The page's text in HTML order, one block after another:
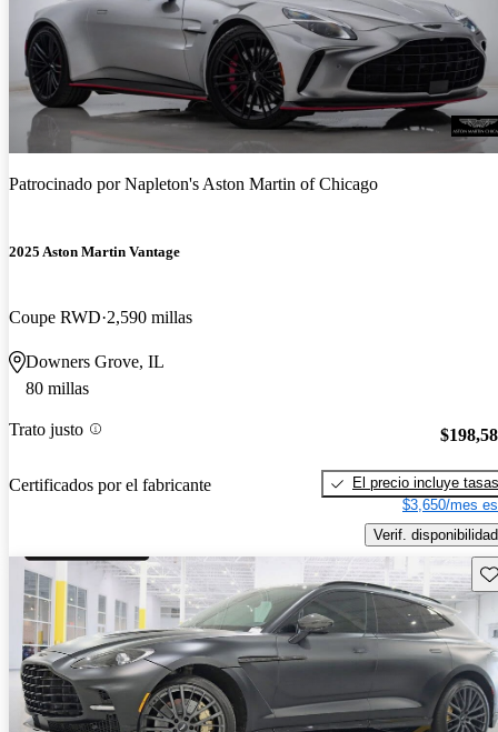
Patrocinado porNapleton's Aston Martin of Chicago
2025 Aston Martin Vantage
Coupe RWD 2,590 millas
Downers Grove, IL
80 millas
Trato justo
Certificados por el fabricante
El precio incluye tasas
$3,650/mes
Verif. disponibilidad